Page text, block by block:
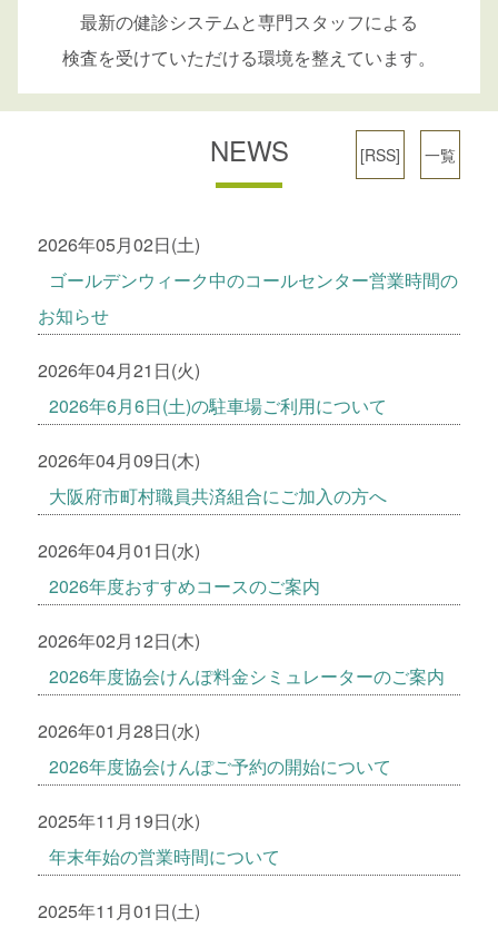
最新の健診システムと専門スタッフによる
検査を受けていただける環境を整えています。
[RSS] 一覧
NEWS
2026年05月02日(土)
ゴールデンウィーク中のコールセンター営業時間の
お知らせ
2026年04月21日(火)
2026年6月6日(土)の駐車場ご利用について
2026年04月09日(木)
大阪府市町村職員共済組合にご加入の方へ
2026年04月01日(水)
2026年度おすすめコースのご案内
2026年02月12日(木)
2026年度協会けんぽ料金シミュレーターのご案内
2026年01月28日(水)
2026年度協会けんぽご予約の開始について
2025年11月19日(水)
年末年始の営業時間について
2025年11月01日(土)